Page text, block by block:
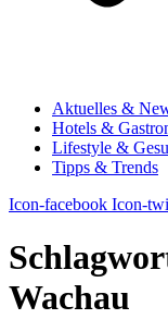
Aktuelles &
Hotels &
Lifestyle &
Tipps & Trends
Icon-facebook Icon-
Wachau